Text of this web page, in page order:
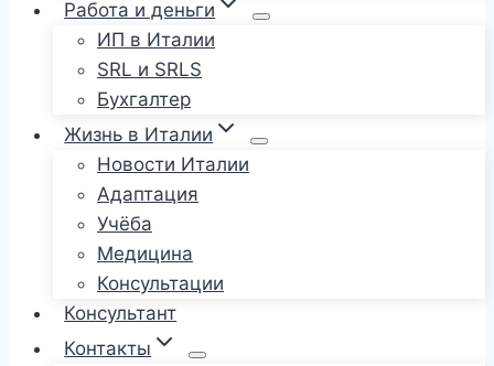
Работа и деньги
ИП в Италии
SRL и SRLS
Бухгалтер
Жизнь в Италии
Новости Италии
Адаптация
Учёба
Медицина
Консультации
Консультант
Контакты